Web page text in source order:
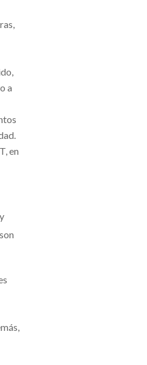
a
en